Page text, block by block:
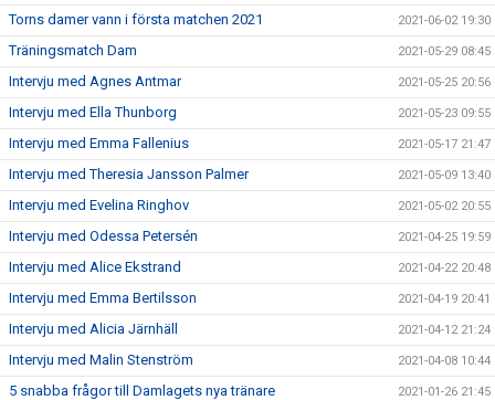
Torns damer vann i första matchen 2021 2021-06-02 19:30
Träningsmatch Dam 2021-05-29 08:45
Intervju med Agnes Antmar 2021-05-25 20:56
Intervju med Ella Thunborg 2021-05-23 09:55
Intervju med Emma Fallenius 2021-05-17 21:47
Intervju med Theresia Jansson Palmer 2021-05-09 13:40
Intervju med Evelina Ringhov 2021-05-02 20:55
Intervju med Odessa Petersén 2021-04-25 19:59
Intervju med Alice Ekstrand 2021-04-22 20:48
Intervju med Emma Bertilsson 2021-04-19 20:41
Intervju med Alicia Järnhäll 2021-04-12 21:24
Intervju med Malin Stenström 2021-04-08 10:44
5 snabba frågor till Damlagets nya tränare 2021-01-26 21:45